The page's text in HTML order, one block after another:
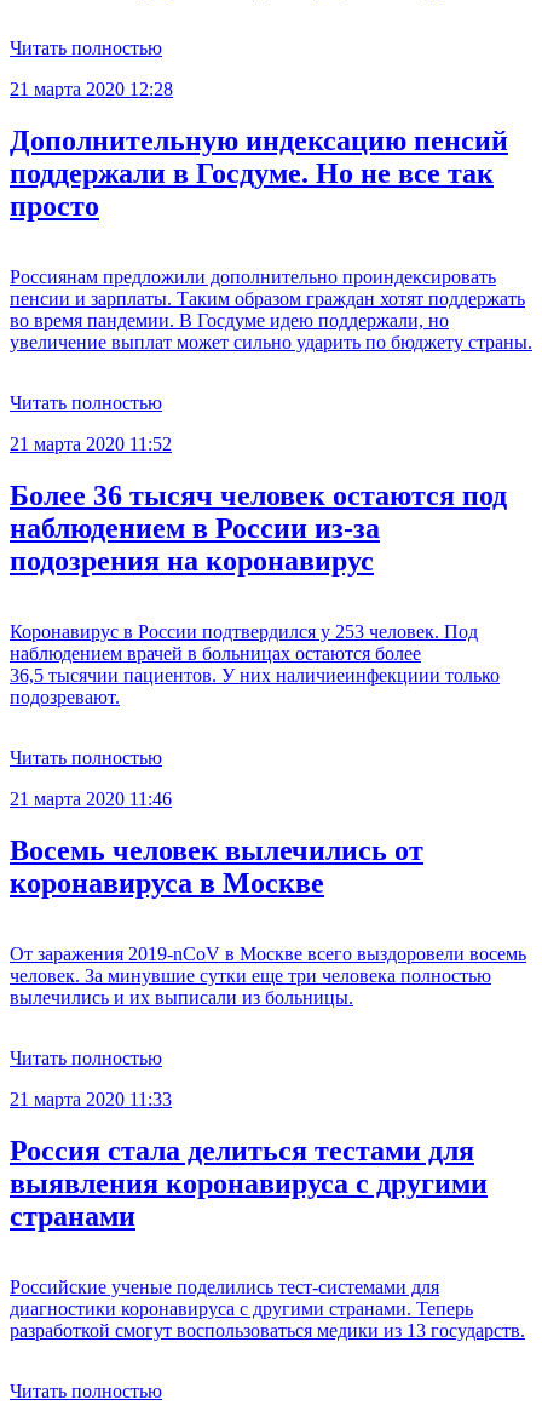
Читать полностью
21 марта 2020 12:28
Дополнительную индексацию пенсий
поддержали в Госдуме. Но не все так
просто
Россиянам предложили дополнительно проиндексировать
пенсии и зарплаты. Таким образом граждан хотят поддержать
во время пандемии. В Госдуме идею поддержали, но
увеличение выплат может сильно ударить по бюджету страны.
Читать полностью
21 марта 2020 11:52
Более 36 тысяч человек остаются под
наблюдением в России из-за
подозрения на коронавирус
Коронавирус в России подтвердился у 253 человек. Под
наблюдением врачей в больницах остаются более
36,5 тысячии пациентов. У них наличиеинфекциии только
подозревают.
Читать полностью
21 марта 2020 11:46
Восемь человек вылечились от
коронавируса в Москве
От заражения 2019-nCoV в Москве всего выздоровели восемь
человек. За минувшие сутки еще три человека полностью
вылечились и их выписали из больницы.
Читать полностью
21 марта 2020 11:33
Россия стала делиться тестами для
выявления коронавируса с другими
странами
Российские ученые поделились тест-системами для
диагностики коронавируса с другими странами. Теперь
разработкой смогут воспользоваться медики из 13 государств.
Читать полностью